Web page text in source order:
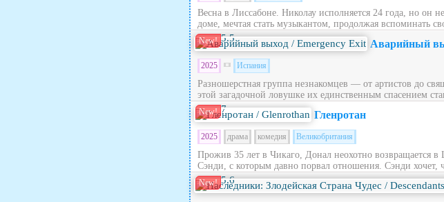
Весна в Лиссабоне. Николау исполняется 24 года, но он
доме, мечтая стать музыкантом, продолжая вспоминать
New! 5.5 Аварийный
2025 Испания
Разношерстная группа незнакомцев — от артистов до
этой загадочной ловушке их единственным спасением
New! 7 Гленротан
2025 драма комедия Великобритания
Прожив 35 лет в Чикаго, Донал неохотно возвращается
Сэнди, с которым давно порвал отношения. Сэнди хочет,
New! 5.6